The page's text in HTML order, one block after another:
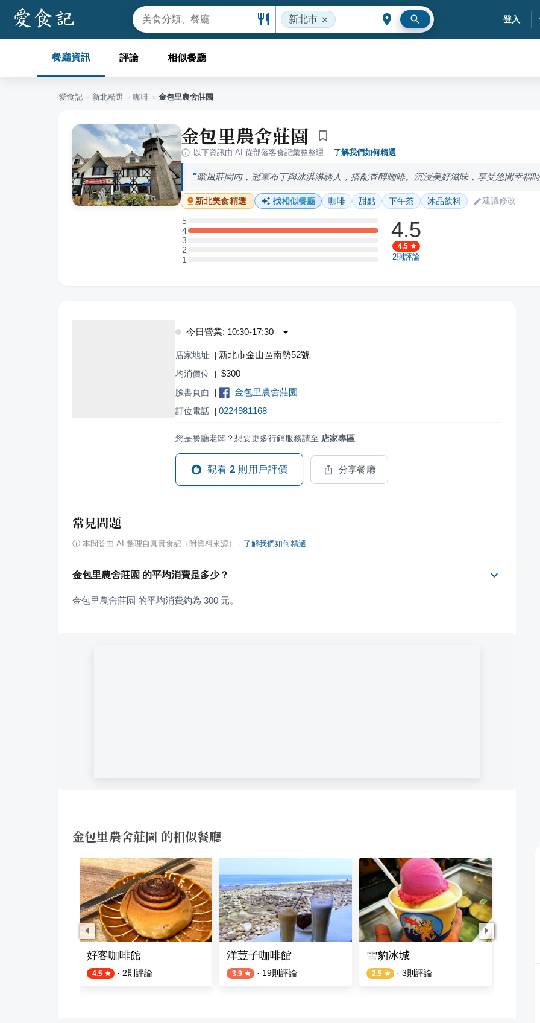
新北市 登入
餐廳資訊 評論 相似餐廳
愛食記 › 新北精選 › 咖啡 › 金包里農舍莊園
金包里農舍莊園
以下資訊由 AI 從部落客食記彙整整理 · 了解我們如何精選
歐風莊園內，冠軍布丁與冰淇淋誘人，搭配香醇咖啡。沉浸美好滋味，享受悠閒幸福
新北美食精選 找相似餐廳 咖啡 甜點 下午茶 冰品飲料 建議修改
5
5 星：0 則評論
4
4 星：2 則評論
3
3 星：0 則評論
2
2 星：0 則評論
11 星：0 則評論
4.5
4.5
2則評論
今日營業: 10:30-17:30
店家地址 | 新北市金山區南勢52號
均消價位 | $300
臉書頁面 | 金包里農舍莊園
訂位電話 | 0224981168
您是餐廳老闆？想要更多行銷服務請至 店家專區
觀看 2 則用戶評價 分享餐廳
常見問題
ⓘ 本問答由 AI 整理自真實食記（附資料來源） · 了解我們如何精選
金包里農舍莊園 的平均消費是多少？
金包里農舍莊園 的平均消費約為 300 元。
金包里農舍莊園 的相似餐廳
好客咖啡館
4.5 · 2則評論
洋荳子咖啡館
3.9 · 19則評論
雪豹冰城
2.5 · 3則評論